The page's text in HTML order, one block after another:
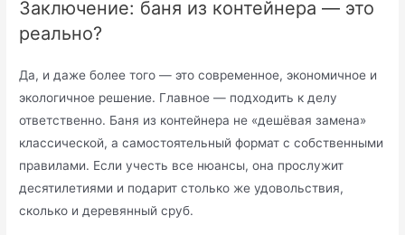
Заключение: баня из контейнера — это
реально?
Да, и даже более того — это современное, экономичное и
экологичное решение. Главное — подходить к делу
ответственно. Баня из контейнера не «дешёвая замена»
классической, а самостоятельный формат с собственными
правилами. Если учесть все нюансы, она прослужит
десятилетиями и подарит столько же удовольствия,
сколько и деревянный сруб.